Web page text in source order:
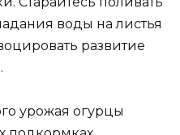
воды на листья
развитие
урожая огурцы